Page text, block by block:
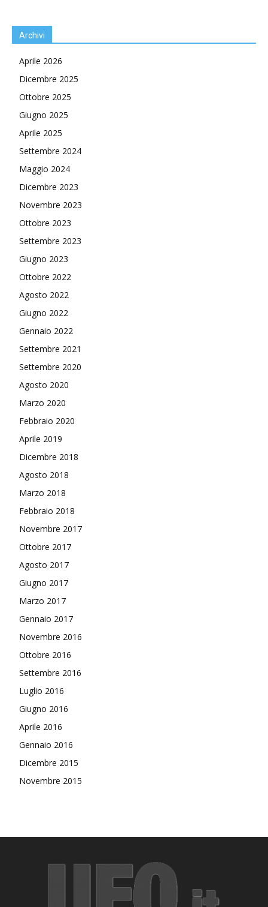
Archivi
Aprile 2026
Dicembre 2025
Ottobre 2025
Giugno 2025
Aprile 2025
Settembre 2024
Maggio 2024
Dicembre 2023
Novembre 2023
Ottobre 2023
Settembre 2023
Giugno 2023
Ottobre 2022
Agosto 2022
Giugno 2022
Gennaio 2022
Settembre 2021
Settembre 2020
Agosto 2020
Marzo 2020
Febbraio 2020
Aprile 2019
Dicembre 2018
Agosto 2018
Marzo 2018
Febbraio 2018
Novembre 2017
Ottobre 2017
Agosto 2017
Giugno 2017
Marzo 2017
Gennaio 2017
Novembre 2016
Ottobre 2016
Settembre 2016
Luglio 2016
Giugno 2016
Aprile 2016
Gennaio 2016
Dicembre 2015
Novembre 2015